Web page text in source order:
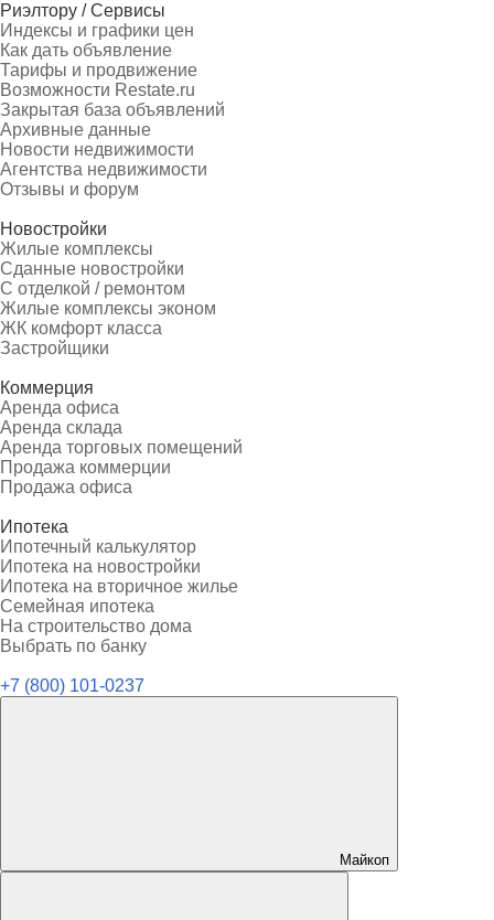
Риэлтору / Сервисы
Индексы и графики цен
Как дать объявление
Тарифы и продвижение
Возможности Restate.ru
Закрытая база объявлений
Архивные данные
Новости недвижимости
Агентства недвижимости
Отзывы и форум
Новостройки
Жилые комплексы
Сданные новостройки
С отделкой / ремонтом
Жилые комплексы эконом
ЖК комфорт класса
Застройщики
Коммерция
Аренда офиса
Аренда склада
Аренда торговых помещений
Продажа коммерции
Продажа офиса
Ипотека
Ипотечный калькулятор
Ипотека на новостройки
Ипотека на вторичное жилье
Семейная ипотека
На строительство дома
Выбрать по банку
+7 (800) 101-0237
Майкоп